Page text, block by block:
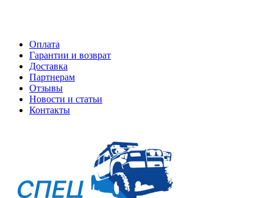
Оплата
Гарантии и возврат
Доставка
Партнерам
Отзывы
Новости и статьи
Контакты